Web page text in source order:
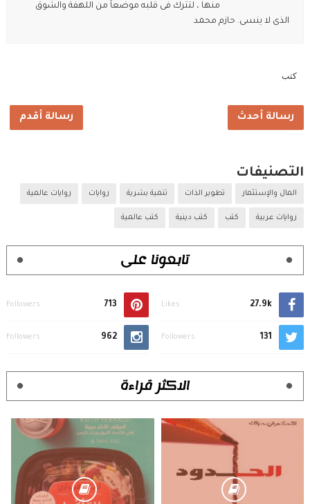
منها ، لتترك فى قلبه موضعاً من اللهفة والشوق
الذى لا ينسى. حازم محمد
كتب
رسالة أحدث رسالة أقدم
التصنيفات
المال والإستثمار تطوير الذات تنمية بشرية روايات روايات عالمية
روايات عربية كتب كتب دينية كتب عالمية
تابعونا على
27.9k
Likes
713
Followers
131
Followers
962
Followers
الاكثر قراءة